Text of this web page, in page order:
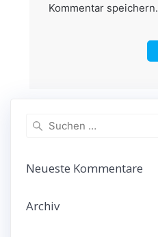
Kommentar speichern.
Suchen
nach:
Neueste Kommentare
Archiv